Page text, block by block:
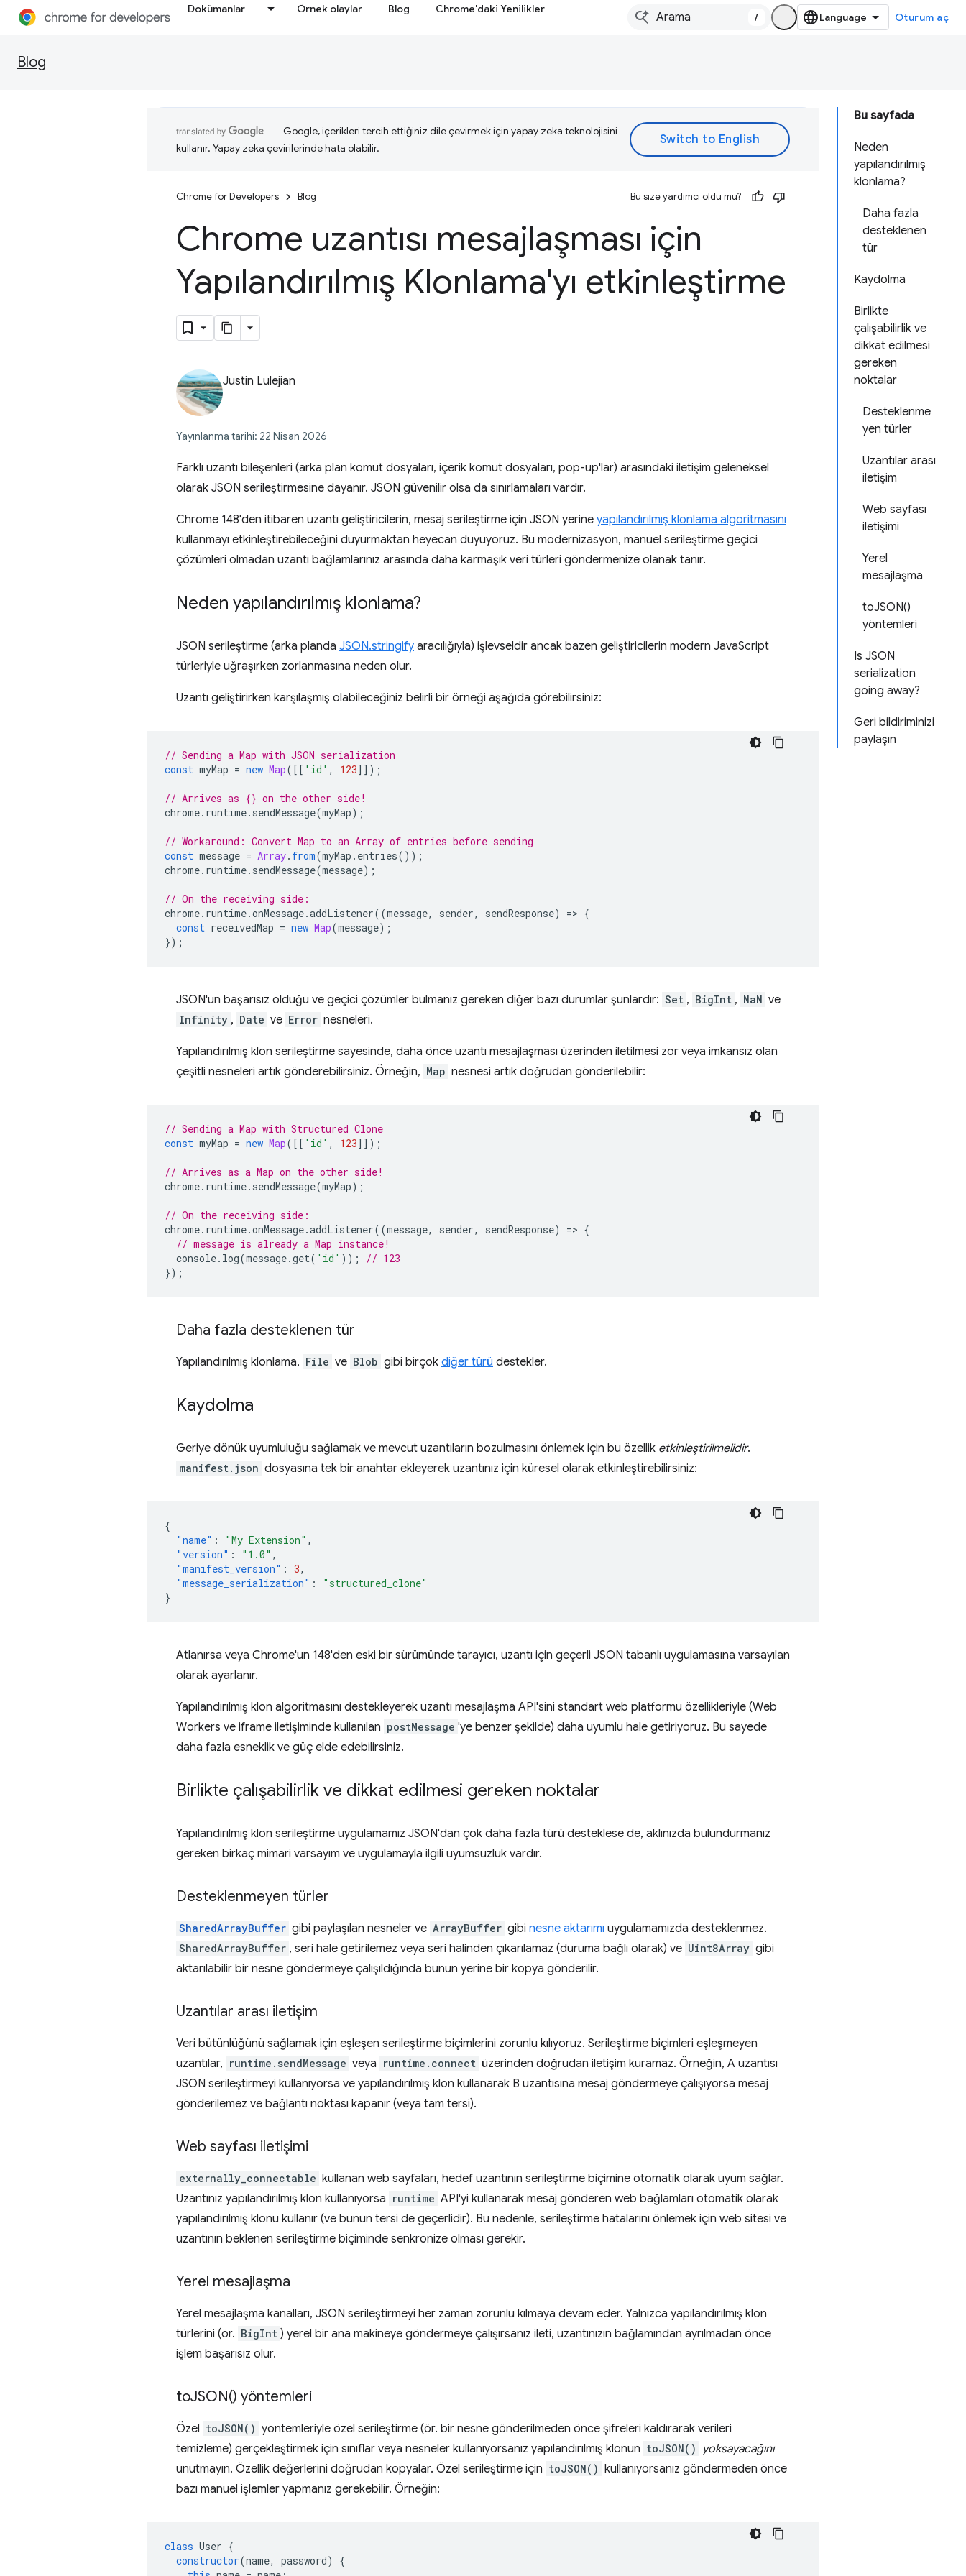
Dokümanlar Örnek olaylar Blog Chrome'daki Yenilikler
/ Oturum aç
Blog
Bu sayfada
Neden
yapılandırılmış
klonlama?
Daha fazla
desteklenen
tür
Kaydolma
Birlikte
çalışabilirlik ve
dikkat edilmesi
gereken
noktalar
Desteklenme
yen türler
Uzantılar arası
iletişim
Web sayfası
iletişimi
Yerel
mesajlaşma
toJSON()
yöntemleri
Is JSON
serialization
going away?
Geri bildiriminizi
paylaşın
Google, içerikleri tercih ettiğiniz dile çevirmek için yapay zeka teknolojisini
kullanır. Yapay zeka çevirilerinde hata olabilir.
Chrome for Developers Blog Bu size yardımcı oldu mu?
Chrome uzantısı mesajlaşması için
Yapılandırılmış Klonlama'yı etkinleştirme
Justin Lulejian
Yayınlanma tarihi: 22 Nisan 2026
Farklı uzantı bileşenleri (arka plan komut dosyaları, içerik komut dosyaları, pop-up'lar) arasındaki iletişim geleneksel
olarak JSON serileştirmesine dayanır. JSON güvenilir olsa da sınırlamaları vardır.
Chrome 148'den itibaren uzantı geliştiricilerin, mesaj serileştirme için JSON yerine yapılandırılmış klonlama algoritmasını
kullanmayı etkinleştirebileceğini duyurmaktan heyecan duyuyoruz. Bu modernizasyon, manuel serileştirme geçici
çözümleri olmadan uzantı bağlamlarınız arasında daha karmaşık veri türleri göndermenize olanak tanır.
Neden yapılandırılmış klonlama?
JSON serileştirme (arka planda JSON.stringify aracılığıyla) işlevseldir ancak bazen geliştiricilerin modern JavaScript
türleriyle uğraşırken zorlanmasına neden olur.
Uzantı geliştirirken karşılaşmış olabileceğiniz belirli bir örneği aşağıda görebilirsiniz:
// Sending a Map with JSON serialization
const myMap = new Map([[ 'id' , 123]]);
// Arrives as {} on the other side!
chrome. runtime. sendMessage(myMap);
// Workaround: Convert Map to an Array of entries before sending
const message = Array. from(myMap . entries());
chrome. runtime. sendMessage(message);
// On the receiving side:
chrome. runtime.onMessage.addListener((message, sender, sendResponse) => {
const receivedMap = new Map(message);
});
JSON'un başarısız olduğu ve geçici çözümler bulmanız gereken diğer bazı durumlar şunlardır: Set , BigInt , NaN ve
Infinity , Date ve Error nesneleri.
Yapılandırılmış klon serileştirme sayesinde, daha önce uzantı mesajlaşması üzerinden iletilmesi zor veya imkansız olan
çeşitli nesneleri artık gönderebilirsiniz. Örneğin, Map nesnesi artık doğrudan gönderilebilir:
// Sending a Map with Structured Clone
const myMap = new Map([[ 'id' , 123]]);
// Arrives as a Map on the other side!
chrome. runtime. sendMessage(myMap);
// On the receiving side:
chrome. runtime.onMessage.addListener((message, sender, sendResponse) => {
// message is already a Map instance!
console. log(message.get( 'id' ));
// 123
});
Daha fazla desteklenen tür
Yapılandırılmış klonlama, File ve Blob gibi birçok diğer türü destekler.
Kaydolma
Geriye dönük uyumluluğu sağlamak ve mevcut uzantıların bozulmasını önlemek için bu özellik etkinleştirilmelidir.
manifest.json dosyasına tek bir anahtar ekleyerek uzantınız için küresel olarak etkinleştirebilirsiniz:
{
"name" : "My Extension" ,
"version" : "1.0" ,
"manifest_version" : 3,
"message_serialization" :
"structured_clone"
}
Atlanırsa veya Chrome'un 148'den eski bir sürümünde tarayıcı, uzantı için geçerli JSON tabanlı uygulamasına varsayılan
olarak ayarlanır.
Yapılandırılmış klon algoritmasını destekleyerek uzantı mesajlaşma API'sini standart web platformu özellikleriyle (Web
Workers ve iframe iletişiminde kullanılan postMessage 'ye benzer şekilde) daha uyumlu hale getiriyoruz. Bu sayede
daha fazla esneklik ve güç elde edebilirsiniz.
Birlikte çalışabilirlik ve dikkat edilmesi gereken noktalar
Yapılandırılmış klon serileştirme uygulamamız JSON'dan çok daha fazla türü desteklese de, aklınızda bulundurmanız
gereken birkaç mimari varsayım ve uygulamayla ilgili uyumsuzluk vardır.
Desteklenmeyen türler
SharedArrayBuffer gibi paylaşılan nesneler ve ArrayBuffer gibi nesne aktarımı uygulamamızda desteklenmez.
SharedArrayBuffer , seri hale getirilemez veya seri halinden çıkarılamaz (duruma bağlı olarak) ve Uint8Array gibi
aktarılabilir bir nesne göndermeye çalışıldığında bunun yerine bir kopya gönderilir.
Uzantılar arası iletişim
Veri bütünlüğünü sağlamak için eşleşen serileştirme biçimlerini zorunlu kılıyoruz. Serileştirme biçimleri eşleşmeyen
uzantılar, runtime.sendMessage veya runtime.connect üzerinden doğrudan iletişim kuramaz. Örneğin, A uzantısı
JSON serileştirmeyi kullanıyorsa ve yapılandırılmış klon kullanarak B uzantısına mesaj göndermeye çalışıyorsa mesaj
gönderilemez ve bağlantı noktası kapanır (veya tam tersi).
Web sayfası iletişimi
externally_connectable kullanan web sayfaları, hedef uzantının serileştirme biçimine otomatik olarak uyum sağlar.
Uzantınız yapılandırılmış klon kullanıyorsa runtime API'yi kullanarak mesaj gönderen web bağlamları otomatik olarak
yapılandırılmış klonu kullanır (ve bunun tersi de geçerlidir). Bu nedenle, serileştirme hatalarını önlemek için web sitesi ve
uzantının beklenen serileştirme biçiminde senkronize olması gerekir.
Yerel mesajlaşma
Yerel mesajlaşma kanalları, JSON serileştirmeyi her zaman zorunlu kılmaya devam eder. Yalnızca yapılandırılmış klon
türlerini (ör. BigInt ) yerel bir ana makineye göndermeye çalışırsanız ileti, uzantınızın bağlamından ayrılmadan önce
işlem başarısız olur.
toJSON() yöntemleri
Özel toJSON() yöntemleriyle özel serileştirme (ör. bir nesne gönderilmeden önce şifreleri kaldırarak verileri
temizleme) gerçekleştirmek için sınıflar veya nesneler kullanıyorsanız yapılandırılmış klonun toJSON()
yoksayacağını
unutmayın. Özellik değerlerini doğrudan kopyalar. Özel serileştirme için toJSON() kullanıyorsanız göndermeden önce
bazı manuel işlemler yapmanız gerekebilir. Örneğin:
class User {
constructor(name, password)
{